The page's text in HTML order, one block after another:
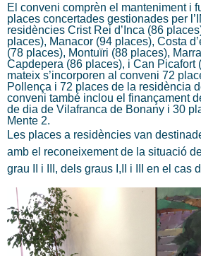
El conveni comprèn el manteniment i
places concertades gestionades per
residències Crist Rei d’Inca (86
places), Manacor (94 places), Costa
(78 places), Montuïri (88 places),
Capdepera (86 places), i Can Picafort
mateix s’incorporen al conveni 72
Pollença i 72 places de la residència
conveni també inclou el finançament
de dia de Vilafranca de Bonany i 30
Mente 2.
Les places a residències van
amb el reconeixement de la situació
grau II i III, dels graus I,II i III en el cas